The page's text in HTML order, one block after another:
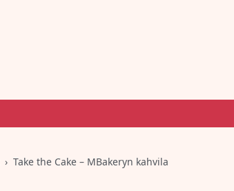
Take the Cake – MBakeryn kahvila